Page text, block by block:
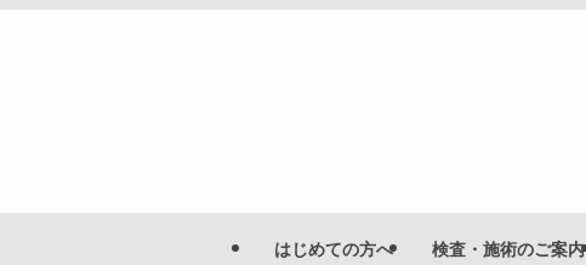
はじめての方へ 検査・施術のご案内